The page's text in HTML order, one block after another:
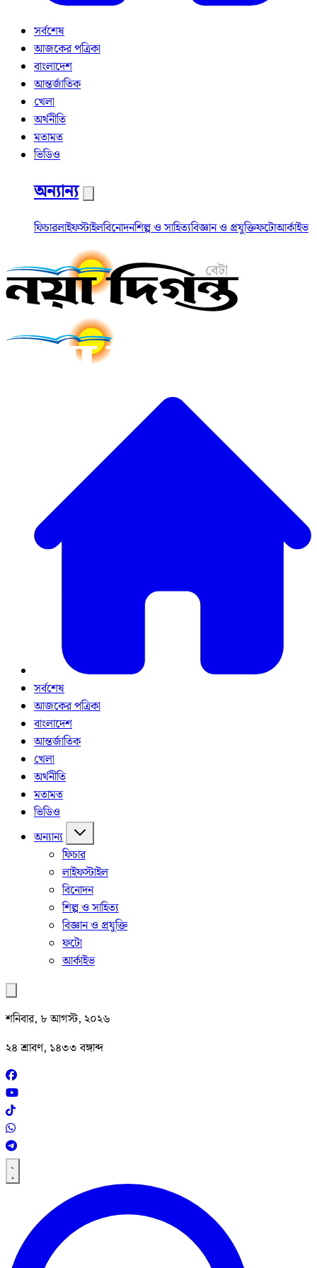
সর্বশেষ
আজকের পত্রিকা
বাংলাদেশ
আন্তর্জাতিক
খেলা
অর্থনীতি
মতামত
ভিডিও
অন্যান্য
ফিচারলাইফস্টাইলবিনোদনশিল্প ও সাহিত্যবিজ্ঞান ও প্রযুক্তিফটোআর্কাইভ
সর্বশেষ
আজকের পত্রিকা
বাংলাদেশ
আন্তর্জাতিক
খেলা
অর্থনীতি
মতামত
ভিডিও
অন্যান্য
ফিচার
লাইফস্টাইল
বিনোদন
শিল্প ও সাহিত্য
বিজ্ঞান ও প্রযুক্তি
ফটো
আর্কাইভ
শনিবার, ৮ আগস্ট, ২০২৬
২৪ শ্রাবণ, ১৪৩৩ বঙ্গাব্দ